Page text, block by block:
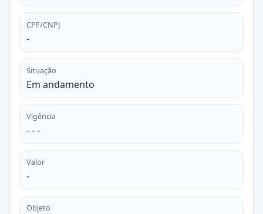
CPF/CNPJ
-
Situação
Em andamento
Vigência
- - -
Valor
-
Objeto